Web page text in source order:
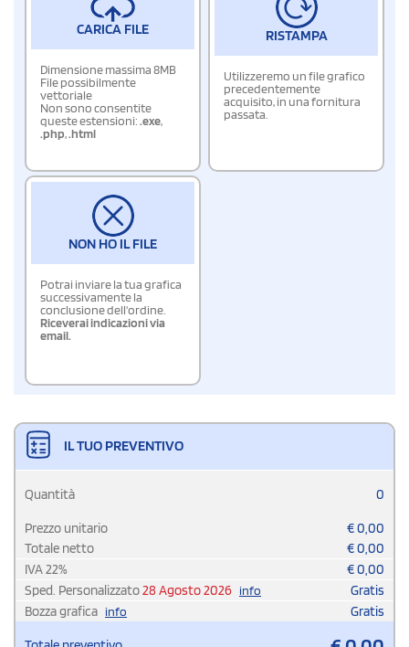
CARICA FILE
Dimensione massima 8MB
File possibilmente
vettoriale
Non sono consentite
queste estensioni:.exe,
.php,.html
RISTAMPA
Utilizzeremo un file grafico
precedentemente
acquisito, in una fornitura
passata.
NON HO IL FILE
Potrai inviare la tua grafica
successivamente la
conclusione dell'ordine.
Riceverai indicazioni via
email.
IL TUO PREVENTIVO
Quantità 0
Prezzo unitario €0,00
Totale netto
€0,00
IVA22% €0,00
Sped. Personalizzato28 Agosto 2026 info
Gratis
Bozza grafica info Gratis